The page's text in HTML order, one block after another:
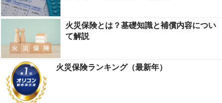
火災保険とは？基礎知識と補償内容につい
て解説
火災保険ランキング（最新年）